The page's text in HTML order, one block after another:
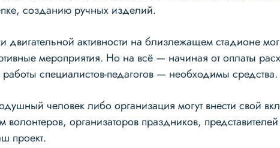
созданию ручных изделий.
активности на близлежащем стадионе
мероприятия. Но на всë — начиная от оплаты
специалистов-педагогов — необходимы средства.
человек либо организация могут внести свой
организаторов праздников, представителей
проект.